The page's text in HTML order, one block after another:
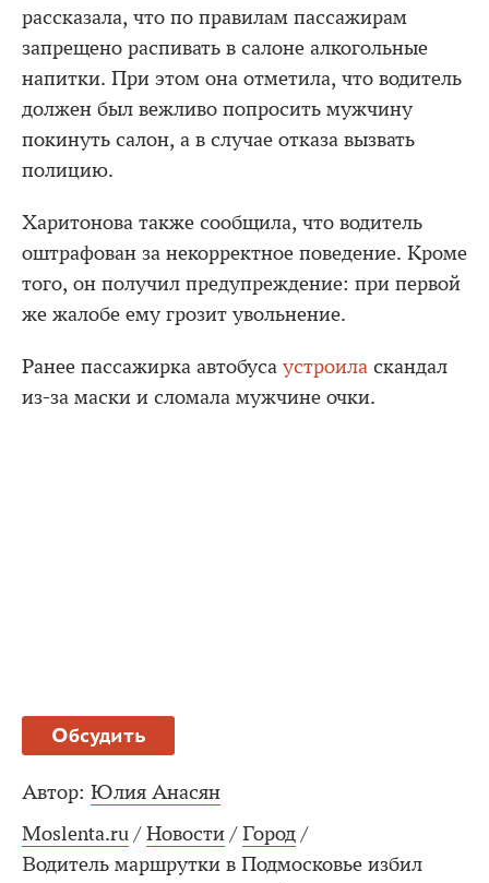
рассказала, что по правилам пассажирам
запрещено распивать в салоне алкогольные
напитки. При этом она отметила, что водитель
должен был вежливо попросить мужчину
покинуть салон, а в случае отказа вызвать
полицию.
Харитонова также сообщила, что водитель
оштрафован за некорректное поведение. Кроме
того, он получил предупреждение: при первой
же жалобе ему грозит увольнение.
Ранее пассажирка автобуса устроила скандал
из-за маски и сломала мужчине очки.
Обсудить
Автор: Юлия Анасян
Moslenta.ru / Новости / Город /
Водитель маршрутки в Подмосковье избил